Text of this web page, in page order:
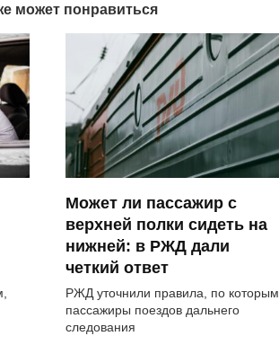
может понравиться
Может ли пассажир с
верхней полки сидеть на
нижней: в РЖД дали
четкий ответ
РЖД уточнили правила, по которым
пассажиры поездов дальнего
следования